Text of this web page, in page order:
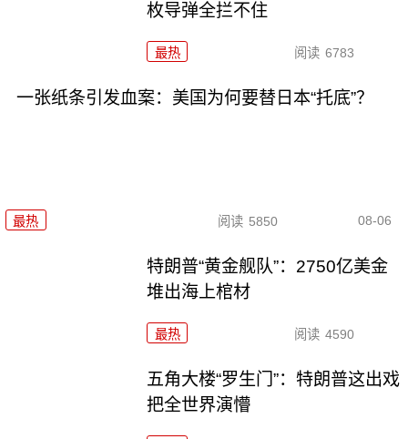
枚导弹全拦不住
最热 阅读 6783
一张纸条引发血案：美国为何要替日本“托底”？
最热 阅读 5850 08-06
特朗普“黄金舰队”：2750亿美金
堆出海上棺材
最热 阅读 4590
五角大楼“罗生门”：特朗普这出戏
把全世界演懵